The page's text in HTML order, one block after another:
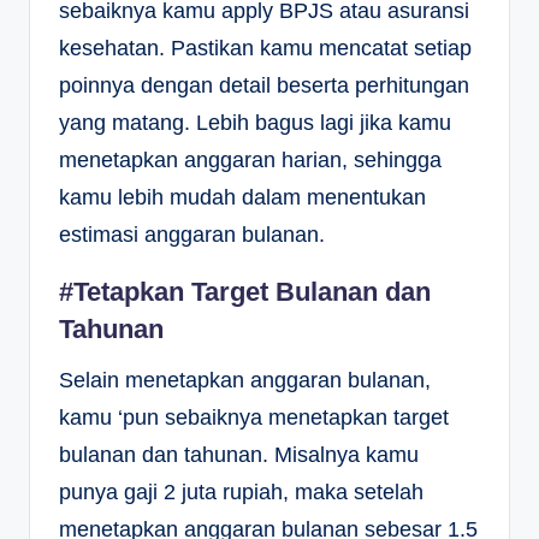
sebaiknya kamu apply BPJS atau asuransi
kesehatan. Pastikan kamu mencatat setiap
poinnya dengan detail beserta perhitungan
yang matang. Lebih bagus lagi jika kamu
menetapkan anggaran harian, sehingga
kamu lebih mudah dalam menentukan
estimasi anggaran bulanan.
#Tetapkan Target Bulanan dan
Tahunan
Selain menetapkan anggaran bulanan,
kamu ‘pun sebaiknya menetapkan target
bulanan dan tahunan. Misalnya kamu
punya gaji 2 juta rupiah, maka setelah
menetapkan anggaran bulanan sebesar 1.5